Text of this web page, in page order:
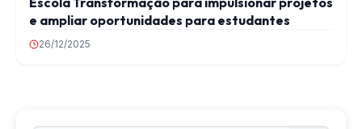
e ampliar oportunidades para estudantes
26/12/2025